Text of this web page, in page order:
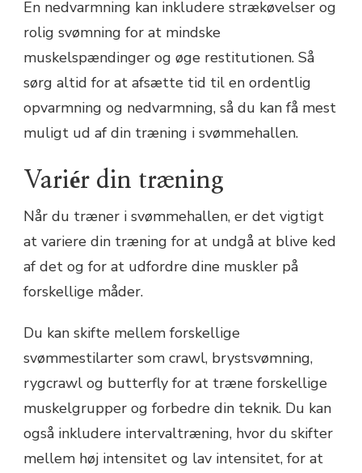
En nedvarmning kan inkludere strækøvelser og
rolig svømning for at mindske
muskelspændinger og øge restitutionen. Så
sørg altid for at afsætte tid til en ordentlig
opvarmning og nedvarmning, så du kan få mest
muligt ud af din træning i svømmehallen.
Variér din træning
Når du træner i svømmehallen, er det vigtigt
at variere din træning for at undgå at blive ked
af det og for at udfordre dine muskler på
forskellige måder.
Du kan skifte mellem forskellige
svømmestilarter som crawl, brystsvømning,
rygcrawl og butterfly for at træne forskellige
muskelgrupper og forbedre din teknik. Du kan
også inkludere intervaltræning, hvor du skifter
mellem høj intensitet og lav intensitet, for at